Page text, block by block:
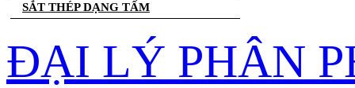
SẮT THÉP DẠNG TẤM
ĐẠI LÝ PHÂN